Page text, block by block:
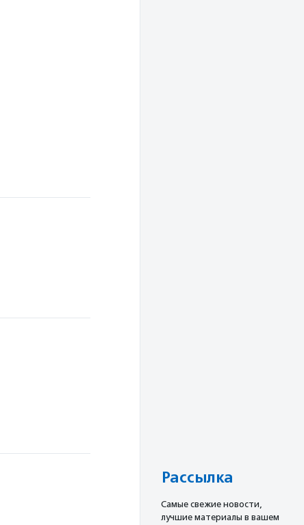
Рассылка
Cамые свежие новости,
лучшие материалы в вашем